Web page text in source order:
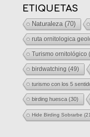
ETIQUETAS
Naturaleza(70)
ruta ornitologica
Turismo ornitológico
birdwatching (49)
turismo con los 5
birding huesca(30)
Hide Birding Sobrarbe